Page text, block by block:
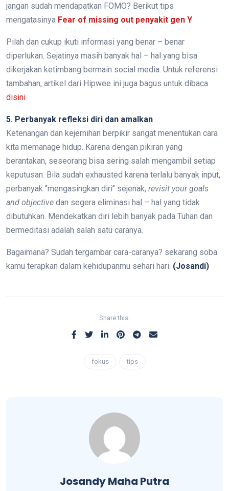
jangan sudah mendapatkan FOMO? Berikut tips
mengatasinya Fear of missing out penyakit gen Y
Pilah dan cukup ikuti informasi yang benar – benar
diperlukan. Sejatinya masih banyak hal – hal yang bisa
dikerjakan ketimbang bermain social media. Untuk referensi
tambahan, artikel dari Hipwee ini juga bagus untuk dibaca
disini
5. Perbanyak refleksi diri dan amalkan
Ketenangan dan kejernihan berpikir sangat menentukan cara
kita memanage hidup. Karena dengan pikiran yang
berantakan, seseorang bisa sering salah mengambil setiap
keputusan. Bila sudah exhausted karena terlalu banyak input,
perbanyak ‘’mengasingkan diri’’ sejenak, revisit your goals
and objective dan segera eliminasi hal – hal yang tidak
dibutuhkan. Mendekatkan diri lebih banyak pada Tuhan dan
bermeditasi adalah salah satu caranya.
Bagaimana? Sudah tergambar cara-caranya? sekarang soba
kamu terapkan dalam kehidupanmu sehari hari. (Josandi)
Share this:
fokus tips
Josandy Maha Putra